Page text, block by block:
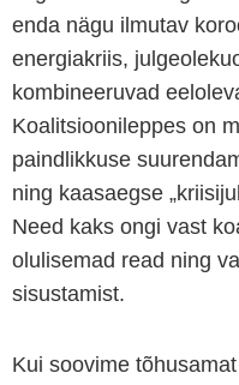
enda nägu ilmutav
energiakriis,
kombineeruvad
Koalitsioonileppes on
paindlikkuse
ning kaasaegse
Need kaks ongi vast
olulisemad read ning
sisustamist.
Kui soovime